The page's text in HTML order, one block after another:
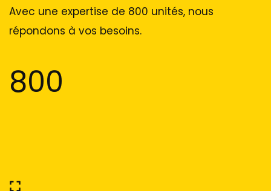
Avec une expertise de 800 unités, nous
répondons à vos besoins.
800